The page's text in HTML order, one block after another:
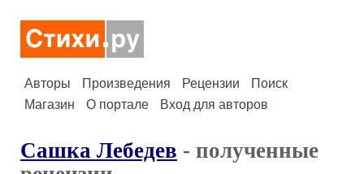
Авторы Произведения Рецензии
Поиск
Магазин
О портале Вход для авторов
Сашка Лебедев - полученные